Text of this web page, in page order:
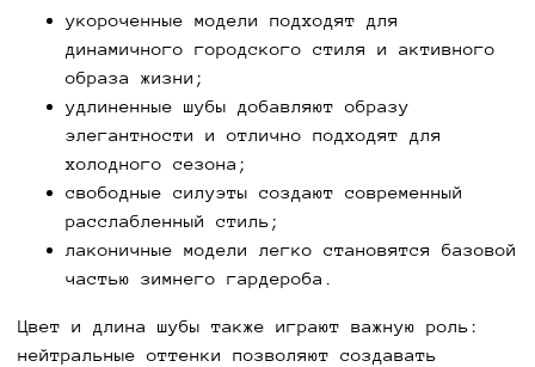
укороченные модели подходят для
динамичного городского стиля и активного
образа жизни;
удлиненные шубы добавляют образу
элегантности и отлично подходят для
холодного сезона;
свободные силуэты создают современный
расслабленный стиль;
лаконичные модели легко становятся базовой
частью зимнего гардероба.
Цвет и длина шубы также играют важную роль:
нейтральные оттенки позволяют создавать